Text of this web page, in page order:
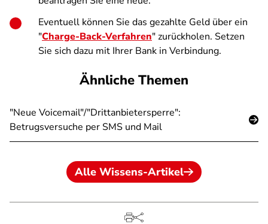
Eventuell können Sie das gezahlte Geld über ein
"Charge-Back-Verfahren" zurückholen. Setzen
Sie sich dazu mit Ihrer Bank in Verbindung.
Ähnliche Themen
"Neue Voicemail"/"Drittanbietersperre":
Betrugsversuche per SMS und Mail
Alle Wissens-Artikel